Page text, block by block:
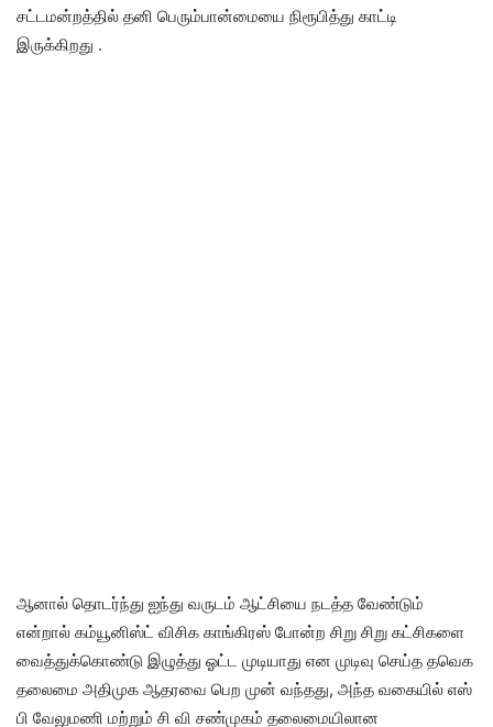
சட்டமன்றத்தில் தனி பெரும்பான்மையை நிரூபித்து காட்டி
இருக்கிறது .
ஆனால் தொடர்ந்து ஐந்து வருடம் ஆட்சியை நடத்த வேண்டும்
என்றால் கம்யூனிஸ்ட் விசிக காங்கிரஸ் போன்ற சிறு சிறு கட்சிகளை
வைத்துக்கொண்டு இழுத்து ஓட்ட முடியாது என முடிவு செய்த தவெக
தலைமை அதிமுக ஆதரவை பெற முன் வந்தது, அந்த வகையில் எஸ்
பி வேலுமணி மற்றும் சி வி சண்முகம் தலைமையிலான